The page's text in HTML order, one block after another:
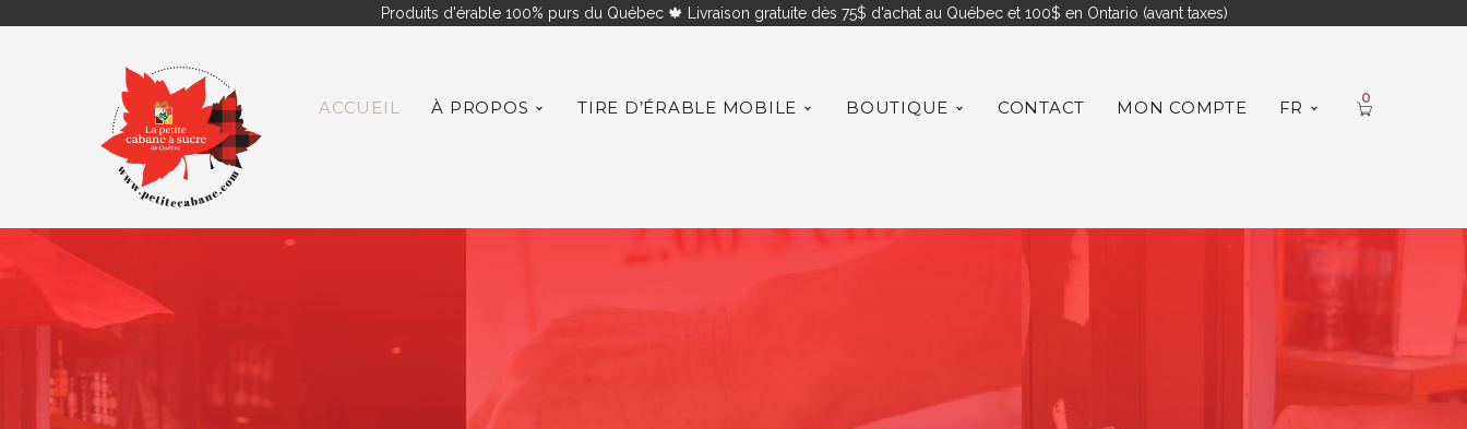
Produits d'érable 100% purs du Québec 🍁 Livraison gratuite dès 75$ d'achat au Québec et 100$ en Ontario (avant taxes)
ACCUEIL À PROPOS TIRE D’ÉRABLE MOBILE BOUTIQUE CONTACT MON COMPTE FR 0